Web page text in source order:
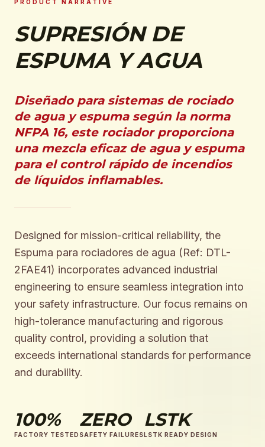
PRODUCT NARRATIVE
SUPRESIÓN DE
ESPUMA Y AGUA
Diseñado para sistemas de rociado
de agua y espuma según la norma
NFPA 16, este rociador proporciona
una mezcla eficaz de agua y espuma
para el control rápido de incendios
de líquidos inflamables.
Designed for mission-critical reliability, the
Espuma para rociadores de agua (Ref: DTL-
2FAE41) incorporates advanced industrial
engineering to ensure seamless integration into
your safety infrastructure. Our focus remains on
high-tolerance manufacturing and rigorous
quality control, providing a solution that
exceeds international standards for performance
and durability.
100%
FACTORY TESTED
ZERO
SAFETY FAILURES
LSTK
LSTK READY DESIGN